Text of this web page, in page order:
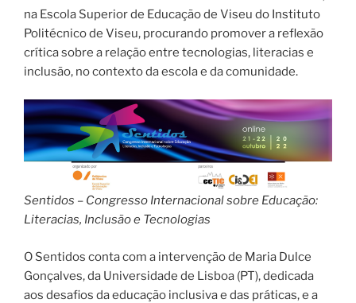
na Escola Superior de Educação de Viseu do Instituto
Politécnico de Viseu, procurando promover a reflexão
crítica sobre a relação entre tecnologias, literacias e
inclusão, no contexto da escola e da comunidade.
Sentidos – Congresso Internacional sobre Educação:
Literacias, Inclusão e Tecnologias
O Sentidos conta com a intervenção de Maria Dulce
Gonçalves, da Universidade de Lisboa (PT), dedicada
aos desafios da educação inclusiva e das práticas, e a